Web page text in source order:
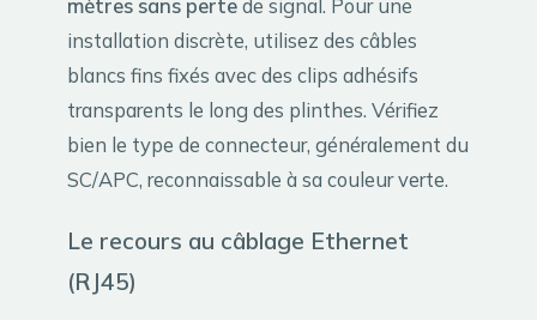
mètres sans pertede signal. Pour une
installation discrète, utilisez des câbles
blancs fins fixés avec des clips adhésifs
transparents le long des plinthes. Vérifiez
bien le type de connecteur, généralement du
SC/APC, reconnaissable à sa couleur verte.
Le recours au câblage Ethernet
(RJ45)